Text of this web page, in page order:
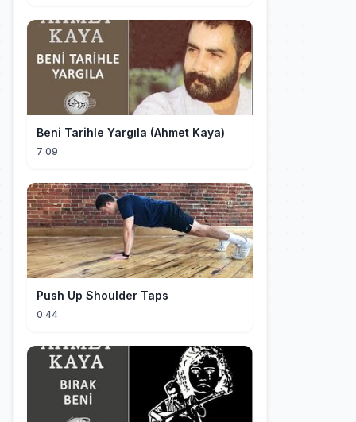
Beni Tarihle Yargıla (Ahmet Kaya)
7:09
Push Up Shoulder Taps
0:44